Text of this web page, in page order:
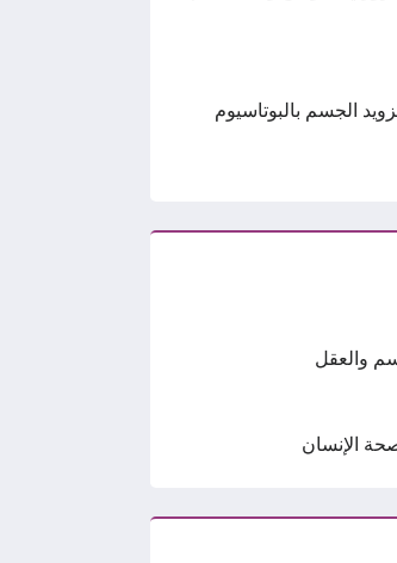
الجسم بالبوتاسيوم
والعقل
الإنسان